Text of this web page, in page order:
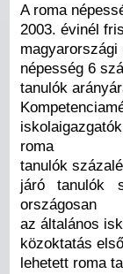
A roma
2003. évinél
népesség 6
tanulók
roma
tanulók
járó tanulók
országosan
az általános
közoktatás
lehetett roma